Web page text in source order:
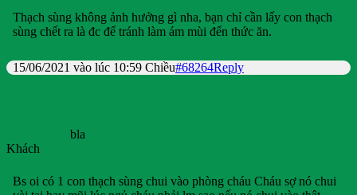
Thạch sùng không ảnh hưởng gì nha, bạn chỉ cần lấy con thạch
sùng chết ra là đc để tránh làm ám mùi đến thức ăn.
15/06/2021 vào lúc 10:59 Chiều#68264Reply
bla
Khách
Bs oi có 1 con thạch sùng chui vào phòng cháu Cháu sợ nó chui